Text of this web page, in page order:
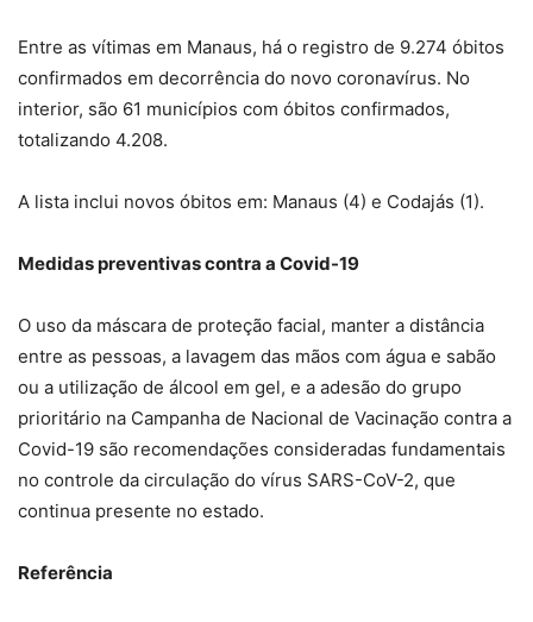
Entre as vítimas em Manaus, há o registro de 9.274 óbitos
confirmados em decorrência do novo coronavírus. No
interior, são 61 municípios com óbitos confirmados,
totalizando 4.208.
A lista inclui novos óbitos em: Manaus (4) e Codajás (1).
Medidas preventivas contra a Covid-19
O uso da máscara de proteção facial, manter a distância
entre as pessoas, a lavagem das mãos com água e sabão
ou a utilização de álcool em gel, e a adesão do grupo
prioritário na Campanha de Nacional de Vacinação contra a
Covid-19 são recomendações consideradas fundamentais
no controle da circulação do vírus SARS-CoV-2, que
continua presente no estado.
Referência